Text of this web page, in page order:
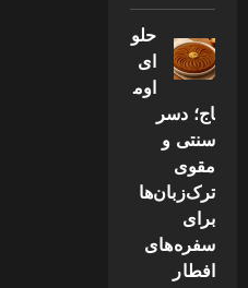
حلو
ای
اوم
اج؛ دسر
سنتی و
مقوی
ترک‌زبان‌ها
برای
سفره‌های
افطار